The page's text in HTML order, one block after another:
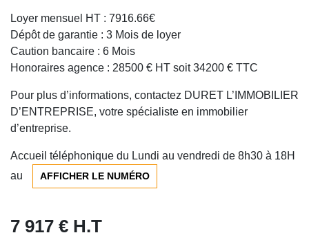
Loyer mensuel HT : 7916.66€
Dépôt de garantie : 3 Mois de loyer
Caution bancaire : 6 Mois
Honoraires agence : 28500 € HT soit 34200 € TTC
Pour plus d’informations, contactez DURET L’IMMOBILIER
D’ENTREPRISE, votre spécialiste en immobilier
d’entreprise.
Accueil téléphonique du Lundi au vendredi de 8h30 à 18H
au
AFFICHER LE NUMÉRO
7 917 € H.T